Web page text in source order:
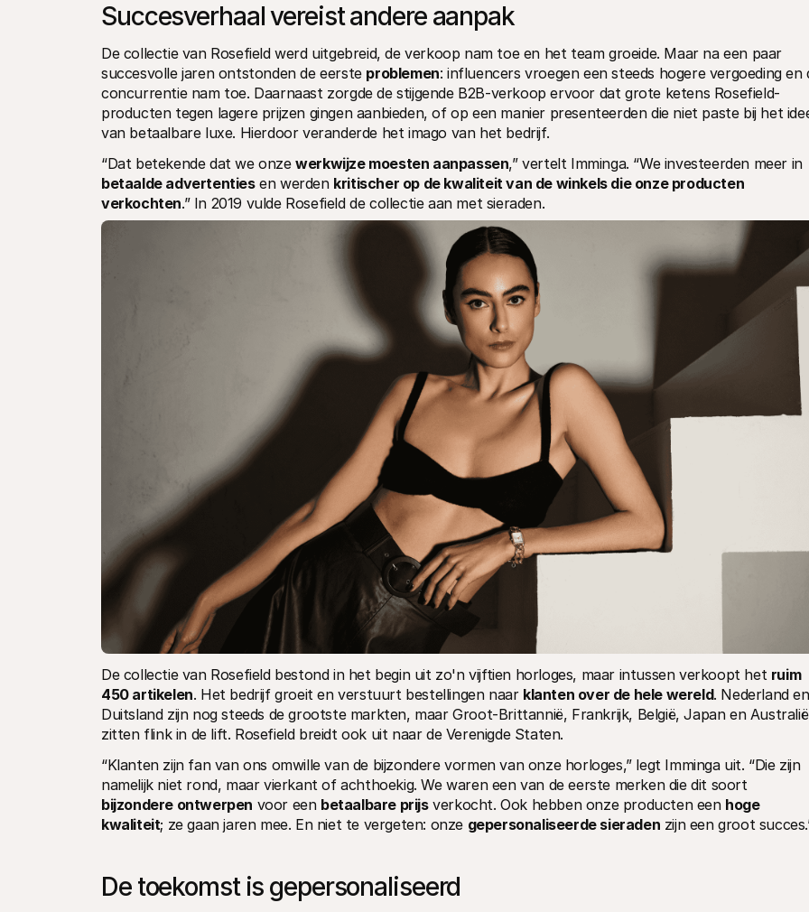
Succesverhaal vereist andere aanpak
De collectie van Rosefield werd uitgebreid, de verkoop nam toe en het team groeide. Maar na een paar
succesvolle jaren ontstonden de eerste problemen: influencers vroegen een steeds hogere vergoeding en
concurrentie nam toe. Daarnaast zorgde de stijgende B2B-verkoop ervoor dat grote ketens Rosefield-
producten tegen lagere prijzen gingen aanbieden, of op een manier presenteerden die niet paste bij het
van betaalbare luxe. Hierdoor veranderde het imago van het bedrijf.
“Dat betekende dat we onze werkwijze moesten aanpassen
,” vertelt Imminga. “We investeerden meer in
betaalde advertenties en werden kritischer op de kwaliteit van de winkels die onze producten
verkochten.” In 2019 vulde Rosefield de collectie aan met sieraden.
De collectie van Rosefield bestond in het begin uit zo'n vijftien horloges, maar intussen verkoopt het ruim
450 artikelen. Het bedrijf groeit en verstuurt bestellingen naar klanten over de hele wereld. Nederland en
Duitsland zijn nog steeds de grootste markten, maar Groot-Brittannië, Frankrijk, België, Japan en Australië
zitten flink in de lift. Rosefield breidt ook uit naar de Verenigde Staten.
“Klanten zijn fan van ons omwille van de bijzondere vormen van onze horloges,” legt Imminga uit. “Die zijn
namelijk niet rond, maar vierkant of achthoekig. We waren een van de eerste merken die dit soort
bijzondere ontwerpen voor een betaalbare prijs verkocht. Ook hebben onze producten een hoge
kwaliteit; ze gaan jaren mee. En niet te vergeten: onze gepersonaliseerde sieraden zijn een groot
De toekomst is gepersonaliseerd